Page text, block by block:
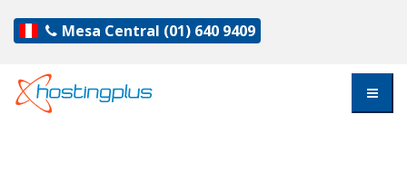
Mesa Central (01) 640 9409